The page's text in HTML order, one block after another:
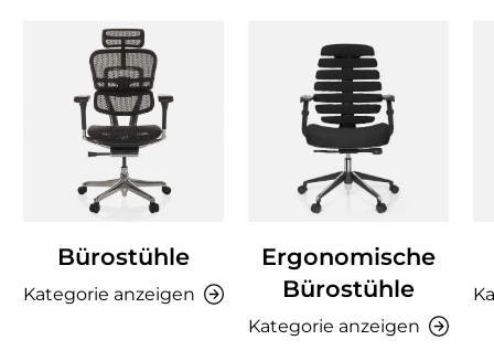
Bürostühle
Kategorie anzeigen
Ergonomische
Bürostühle
Kategorie anzeigen